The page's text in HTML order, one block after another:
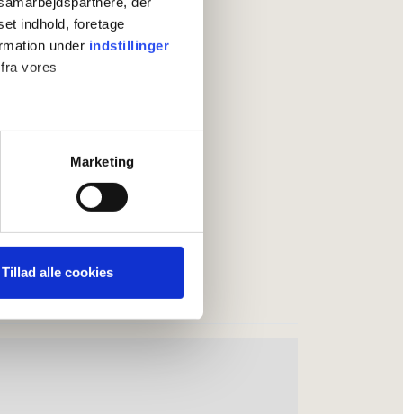
indhold, foretage
under indstillinger
vores
og til at analysere
for sociale medier,
Marketing
Tillad alle cookies